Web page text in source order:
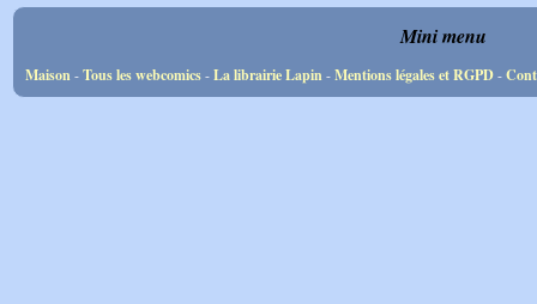
Mini menu
Maison-Tous les webcomics-La librairie Lapin-Mentions légales et RGPD-